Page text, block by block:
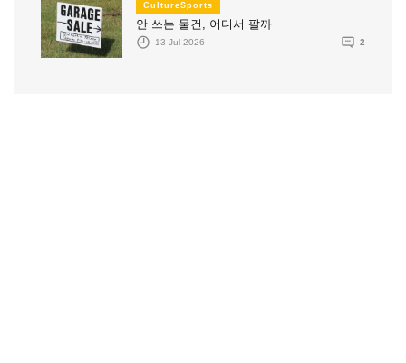
CultureSports
안 쓰는 물건, 어디서 팔까
13 Jul 2026 2